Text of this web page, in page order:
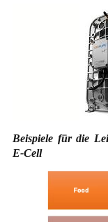
Beispiele für die
E-Cell